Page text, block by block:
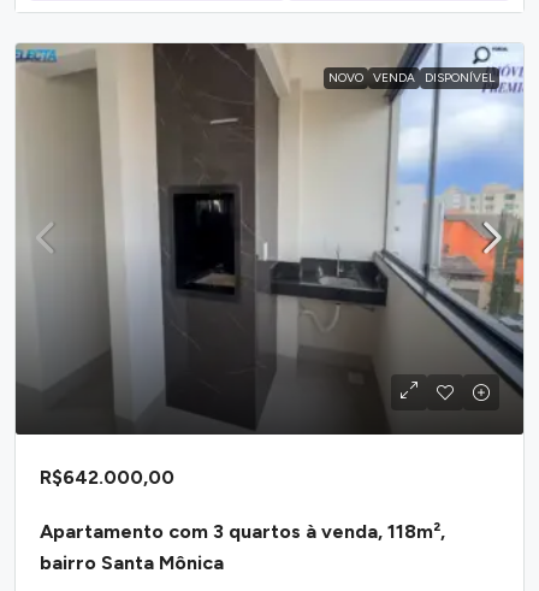
NOVO VENDA DISPONÍVEL
R$642.000,00
Apartamento com 3 quartos à venda, 118m²,
bairro Santa Mônica